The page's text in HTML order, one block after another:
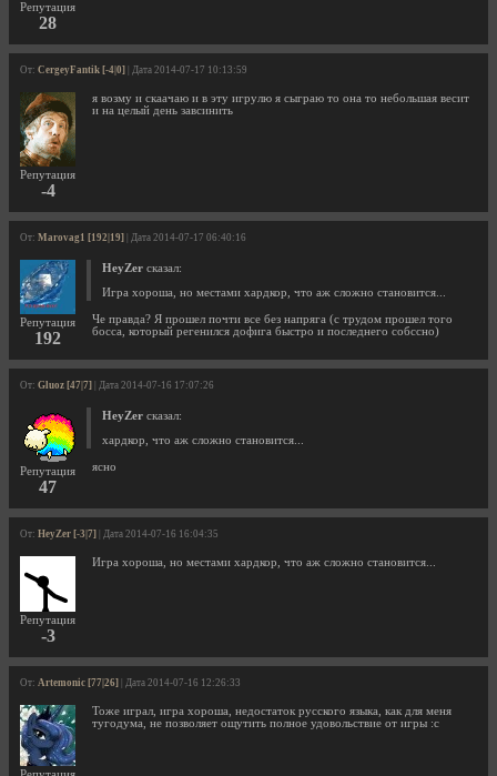
Репутация
28
От: CergeyFantik [-4|0] | Дата 2014-07-17 10:13:59
Репутация
-4
я возму и скаачаю и в эту игрулю я сыграю то она то небольшая весит
и на целый день завсинить
От: Marovag1 [192|19] | Дата 2014-07-17 06:40:16
Репутация
192
HeyZer сказал:
Игра хороша, но местами хардкор, что аж сложно становится...
Че правда? Я прошел почти все без напряга (с трудом прошел того
босса, который регенился дофига быстро и последнего собссно)
От: Gluoz [47|7] | Дата 2014-07-16 17:07:26
Репутация
47
HeyZer сказал:
хардкор, что аж сложно становится...
ясно
От: HeyZer [-3|7] | Дата 2014-07-16 16:04:35
Репутация
-3
Игра хороша, но местами хардкор, что аж сложно становится...
От: Artemonic [77|26] | Дата 2014-07-16 12:26:33
Тоже играл, игра хороша, недостаток русского языка, как для меня
тугодума, не позволяет ощутить полное удовольствие от игры :с